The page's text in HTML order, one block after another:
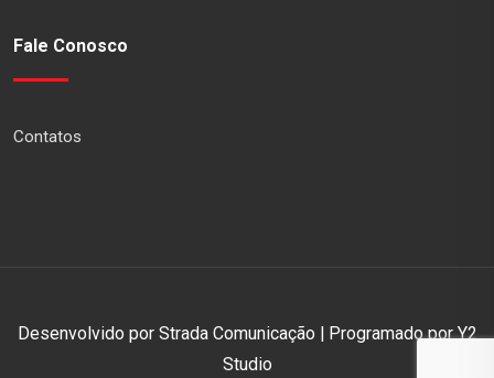
Fale Conosco
Contatos
Desenvolvido por Strada Comunicação | Programado por Y2
Studio